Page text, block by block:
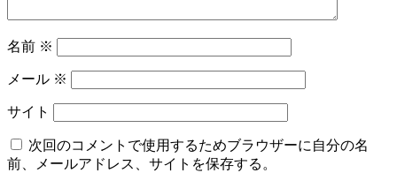
名前 ※
メール ※
サイト
次回のコメントで使用するためブラウザーに自分の名
前、メールアドレス、サイトを保存する。